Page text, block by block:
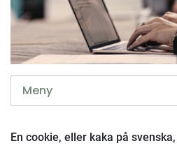
Meny
En cookie, eller kaka på